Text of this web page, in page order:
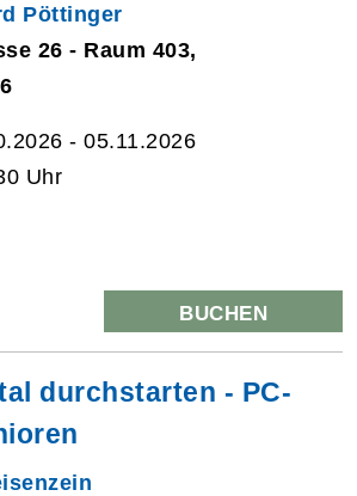
Pöttinger
26 - Raum 403,
- 05.11.2026
Uhr
BUCHEN
durchstarten - PC-